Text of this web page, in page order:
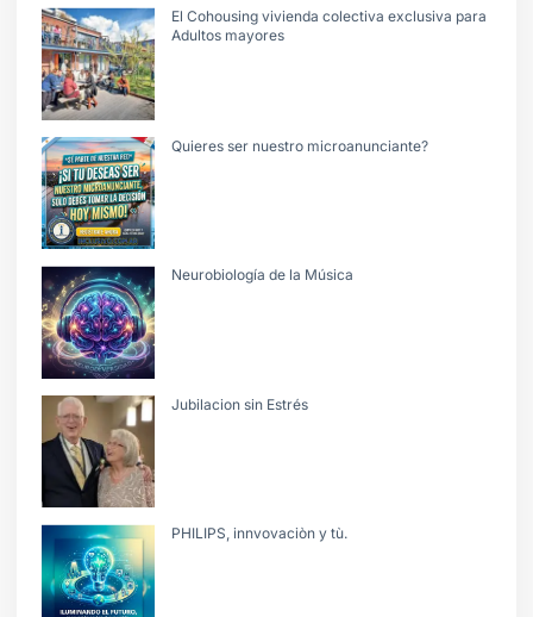
El Cohousing vivienda colectiva exclusiva para
Adultos mayores
Quieres ser nuestro microanunciante?
Neurobiología de la Música
Jubilacion sin Estrés
PHILIPS, innvovaciòn y tù.